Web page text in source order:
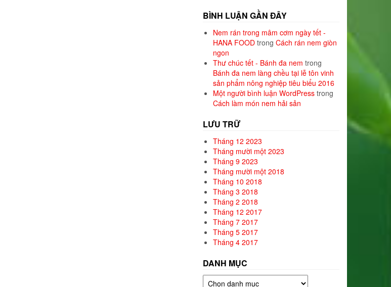
BÌNH LUẬN GẦN ĐÂY
Nem rán trong mâm cơm ngày tết -
HANA FOOD trong Cách rán nem giòn
ngon
Thư chúc tết - Bánh đa nem trong
Bánh đa nem làng chều tại lễ tôn vinh
sản phẩm nông nghiệp tiêu biểu 2016
Một người bình luận WordPress trong
Cách làm món nem hải sản
LƯU TRỮ
Tháng 12 2023
Tháng mười một 2023
Tháng 9 2023
Tháng mười một 2018
Tháng 10 2018
Tháng 3 2018
Tháng 2 2018
Tháng 12 2017
Tháng 7 2017
Tháng 5 2017
Tháng 4 2017
DANH MỤC
Danh